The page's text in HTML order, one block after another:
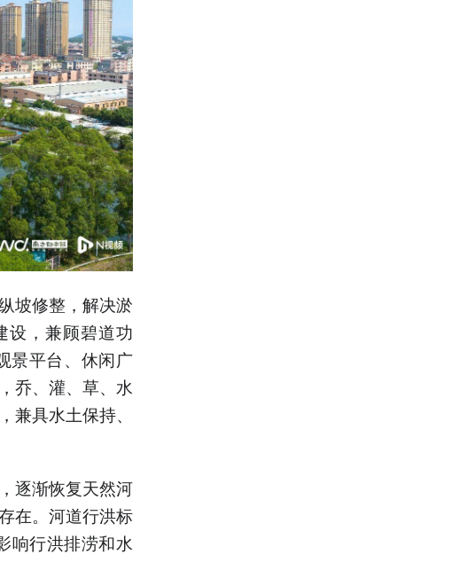
坡修整，解决淤
设，兼顾碧道功
景平台、休闲广
乔、灌、草、水
具水土保持、
逐渐恢复天然河
在。河道行洪标
响行洪排涝和水